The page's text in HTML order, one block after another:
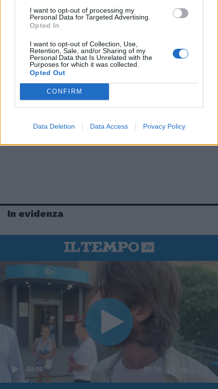
I want to opt-out of processing my
Personal Data for Targeted Advertising.
Opted In
I want to opt-out of Collection, Use,
Retention, Sale, and/or Sharing of my
Personal Data that Is Unrelated with the
Purposes for which it was collected.
Opted Out
CONFIRM
Data Deletion Data Access Privacy Policy
In evidenza
00:00 01:16